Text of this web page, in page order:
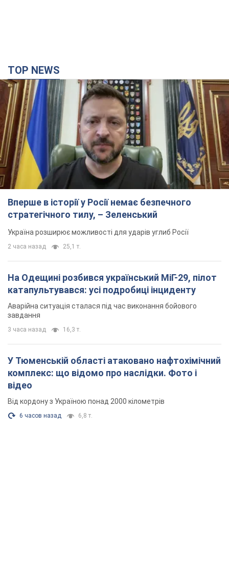
TOP NEWS
Вперше в історії у Росії немає безпечного
стратегічного тилу, – Зеленський
Україна розширює можливості для ударів углиб Росії
2 часа назад 25,1 т.
На Одещині розбився український МіГ-29, пілот
катапультувався: усі подробиці інциденту
Аварійна ситуація сталася під час виконання бойового
завдання
3 часа назад 16,3 т.
У Тюменській області атаковано нафтохімічний
комплекс: що відомо про наслідки. Фото і
відео
Від кордону з Україною понад 2000 кілометрів
6 часов назад 6,8 т.